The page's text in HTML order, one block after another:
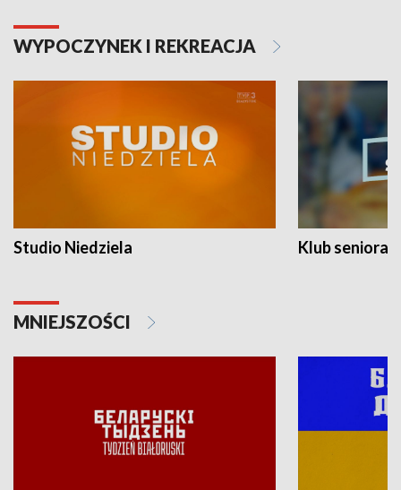
WYPOCZYNEK I REKREACJA
Studio Niedziela Klub seniora
MNIEJSZOŚCI